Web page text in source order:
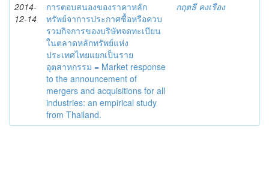
2014-
12-14
การตอบสนองของราคาหลัก
ทรัพย์จาการประกาศซื้อหรือควบ
รวมกิจการของบริษัทจดทะเบียน
ในตลาดหลักทรัพย์แห่ง
ประเทศไทยแยกเป็นราย
อุตสาหกรรม = Market response
to the announcement of
mergers and acquisitions for all
industries: an empirical study
from Thailand.
กฤตธี คงเรือง